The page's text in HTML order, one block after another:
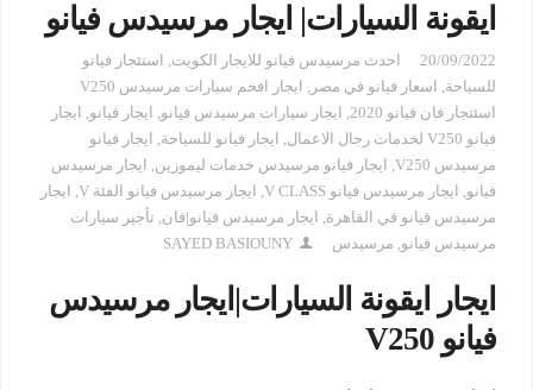
ايقونة السيارات| ايجار مرسيدس فيانو
20/09/2022 احدث مرسيدس فيانو للايجار الكويت, استئجار فيانو
للسياحة, اسعار فيانو في مصر ,
ايجار افخم سيارات مرسيدس V250
اسئتجار فان فيانو 2020
, ايجار سيارات مرسيدس فيانو, ايجار فيانو, ايجار
فيانو V250 لخدمات رجال الاعمال
, ايجار فيانو للسياحة, ايجار فيانو
مرسيدس V250
, ايجار فيانو مرسيدس خدمات ليموزين, ايجار مرسيدس
فيانو, ايجار مرسيدس فيانو V CLASS , ايجار مرسيدس فيانو الفئة V , ايجار
مرسيدس فيانو في القاهرة, ايجار مرسيدس فيانو|فان, تأجير سيارات
مرسيدس فيانو, مرسيدس SAYED BASIOUNY
ايجار ايقونة السيارات|ايجار مرسيدس
فيانو V250